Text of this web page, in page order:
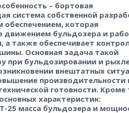
– бортовая
система собственной
которая
движением бульдозера и
а также обеспечивает
Основная задача такой
при бульдозировании и
внештатных
производительности
готовности. Кроме
характеристик:
25 масса бульдозера и